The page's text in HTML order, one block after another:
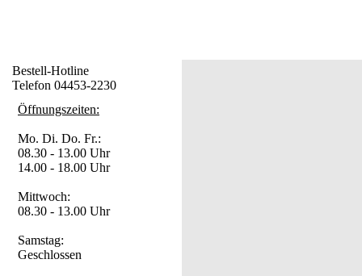
Bestell-Hotline
Telefon 04453-2230
Öffnungszeiten:
Mo. Di. Do. Fr.:
08.30 - 13.00 Uhr
14.00 - 18.00 Uhr
Mittwoch:
08.30 - 13.00 Uhr
Samstag:
Geschlossen